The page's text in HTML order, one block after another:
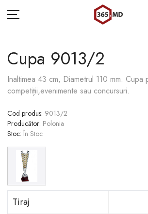
ACASĂ
CATEGORII
BLOG
Cupa 9013/2
Inaltimea 43 cm, Diametrul 110 mm. Сupa
competiții,evenimente sau concursuri.
Cod produs: 9013/2
Producător: Polonia
Stoc: În Stoc
Tiraj